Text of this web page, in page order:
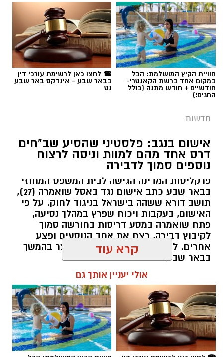
תגים:רמ''י
קרדיט: רמ"י
המדינה, בהובלת החטיבה לשמירה על הקרקע
ברשות מקרקעי ישראל (רמ"י), מחדשת בימים אלה
את עבודות הנטיעה באזור ואדי ענים שבנגב.
הפעילות, המבוצעת בפועל על ידי קק"ל ומאובטחת
על ידי משטרת ישראל, מקיפה שטח עצום של
כ-6,000 דונם – פי שניים בקירוב משטחה של העיר
גבעתיים. העבודות מתבצעות כחלק מפעילות
חוויית הקיץ המושלמת: הכל
במקום אחד ברשת הקאנטרי-
חודשיים + חודש מתנה (כולל
החגים!)
☎ לחצו כאן לרשימת עורכי דין
בבאר שבע - אינדקס באר שבע
נט
חדשות
אישום בנגב: פלסטיני שהסיע שב"חים
דרס אחד מהם למוות וניסה לרצוח
נוספים סמוך לדבירה
פרקליטות המדינה הגישה לבית המשפט המחוזי
בבאר שבע כתב אישום נגד באסל שואמרה (27),
תושב דורא ששהה בישראל בניגוד לחוק. על פי
האישום, בעקבות ויכוח שפרץ במהלך נסיעה,
פתח שואמרה במסע דריסות בחורשה סמוך
לקיבוץ דבירה, רצח את אחד הנוסעים ופצע
אחרים. לאחר מכן נמלט מהזירה ונעצר בהמשך
בבאר שבע.
קרא עוד
אולי יעניין אותך גם